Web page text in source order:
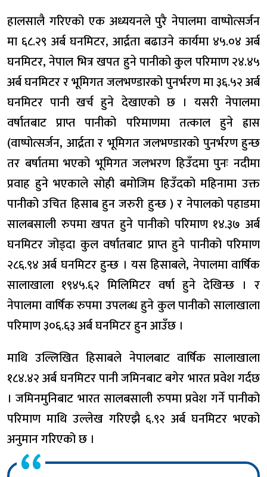
हालसालै गरिएको एक अध्ययनले पुरै नेपालमा वाष्पोत्सर्जन
मा ६८.२९ अर्ब घनमिटर, आर्द्रता बढाउने कार्यमा ४५.०४ अर्ब
घनमिटर, नेपाल भित्र खपत हुने पानीको कुल परिमाण २४.४५
अर्ब घनमिटर र भूमिगत जलभण्डारको पुनर्भरण मा ३६.५२ अर्ब
घनमिटर पानी खर्च हुने देखाएको छ । यसरी नेपालमा
वर्षातबाट प्राप्त पानीको परिमाणमा तत्काल हुने ह्रास
(वाष्पोत्सर्जन, आर्द्रता र भूमिगत जलभण्डारको पुनर्भरण हुन्छ
तर बर्षातमा भएको भूमिगत जलभरण हिउँदमा पुनः नदीमा
प्रवाह हुने भएकाले सोही बमोजिम हिउँदको महिनामा उक्त
पानीको उचित हिसाब हुन जरुरी हुन्छ ) र नेपालको पहाडमा
सालबसाली रुपमा खपत हुने पानीको परिमाण १४.३७ अर्ब
घनमिटर जोड्दा कुल वर्षातबाट प्राप्त हुने पानीको परिमाण
२८६.९४ अर्ब घनमिटर हुन्छ । यस हिसाबले, नेपालमा वार्षिक
सालाखाला १९४५.६२ मिलिमिटर वर्षा हुने देखिन्छ । र
नेपालमा वार्षिक रुपमा उपलब्ध हुने कुल पानीको सालाखाला
परिमाण ३०६.६३ अर्ब घनमिटर हुन आउँछ ।
माथि उल्लिखित हिसाबले नेपालबाट वार्षिक सालाखाला
१८४.४२ अर्ब घनमिटर पानी जमिनबाट बगेर भारत प्रवेश गर्दछ
। जमिनमुनिबाट भारत सालबसाली रुपमा प्रवेश गर्ने पानीको
परिमाण माथि उल्लेख गरिएझै ६.९२ अर्ब घनमिटर भएको
अनुमान गरिएको छ ।